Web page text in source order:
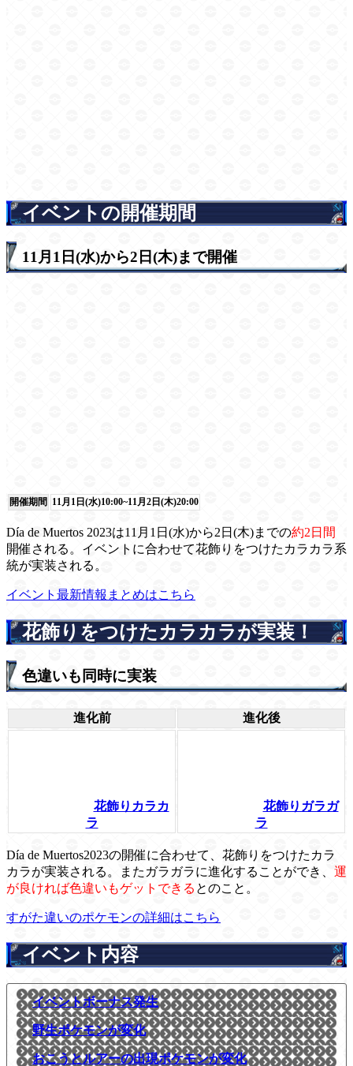
イベントの開催期間
11月1日(水)から2日(木)まで開催
開催期間 11月1日(水)10:00~11月2日(木)20:00
Día de Muertos 2023は11月1日(水)から2日(木)までの約2日間
開催される。イベントに合わせて花飾りをつけたカラカラ系
統が実装される。
イベント最新情報まとめはこちら
花飾りをつけたカラカラが実装！
色違いも同時に実装
進化前 進化後
花飾りカラカ
ラ
花飾りガラガ
ラ
Día de Muertos2023の開催に合わせて、花飾りをつけたカラ
カラが実装される。またガラガラに進化することができ、 運
が良ければ色違いもゲットできる とのこと。
すがた違いのポケモンの詳細はこちら
イベント内容
イベントボーナス発生
野生ポケモンが変化
おこうとルアーの出現ポケモンが変化